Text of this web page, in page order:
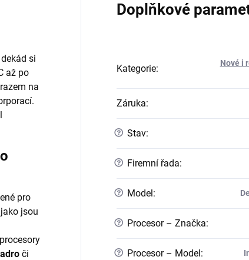
si
až po
na
pro
jsou
či
Doplňkové
Kategorie:
Nové i
Záruka:
? Stav:
? Firemní řada:
? Model :
? Procesor – Značka:
? Procesor – Model :